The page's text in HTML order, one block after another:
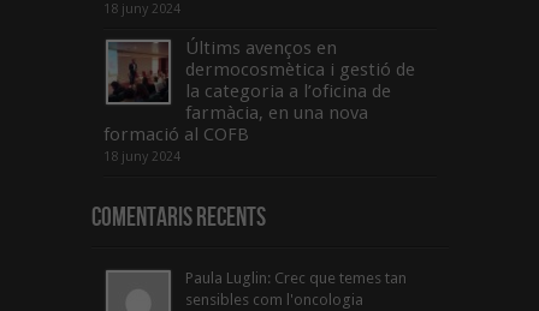
18 juny 2024
Últims avenços en
dermocosmètica i gestió de
la categoria a l’oficina de
farmàcia, en una nova
formació al COFB
18 juny 2024
Comentaris Recents
Paula Luglin: Crec que temes tan
sensibles com l'oncologia